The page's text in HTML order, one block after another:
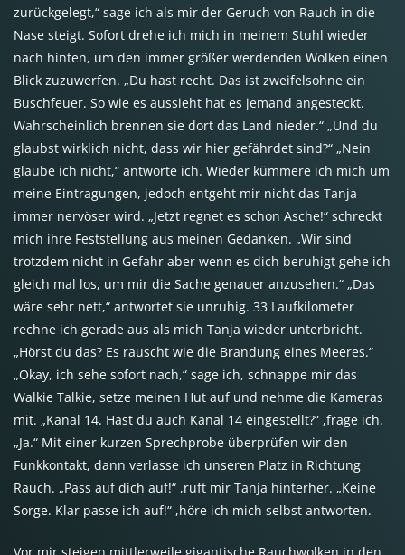
zurückgelegt,“ sage ich als mir der Geruch von Rauch in die
Nase steigt. Sofort drehe ich mich in meinem Stuhl wieder
nach hinten, um den immer größer werdenden Wolken einen
Blick zuzuwerfen. „Du hast recht. Das ist zweifelsohne ein
Buschfeuer. So wie es aussieht hat es jemand angesteckt.
Wahrscheinlich brennen sie dort das Land nieder.“ „Und du
glaubst wirklich nicht, dass wir hier gefährdet sind?“ „Nein
glaube ich nicht,“ antworte ich. Wieder kümmere ich mich um
meine Eintragungen, jedoch entgeht mir nicht das Tanja
immer nervöser wird. „Jetzt regnet es schon Asche!“ schreckt
mich ihre Feststellung aus meinen Gedanken. „Wir sind
trotzdem nicht in Gefahr aber wenn es dich beruhigt gehe ich
gleich mal los, um mir die Sache genauer anzusehen.“ „Das
wäre sehr nett,“ antwortet sie unruhig. 33 Laufkilometer
rechne ich gerade aus als mich Tanja wieder unterbricht.
„Hörst du das? Es rauscht wie die Brandung eines Meeres.“
„Okay, ich sehe sofort nach,“ sage ich, schnappe mir das
Walkie Talkie, setze meinen Hut auf und nehme die Kameras
mit. „Kanal 14. Hast du auch Kanal 14 eingestellt?“ ,frage ich.
„Ja.“ Mit einer kurzen Sprechprobe überprüfen wir den
Funkkontakt, dann verlasse ich unseren Platz in Richtung
Rauch. „Pass auf dich auf!“ ,ruft mir Tanja hinterher. „Keine
Sorge. Klar passe ich auf!“ ,höre ich mich selbst antworten.